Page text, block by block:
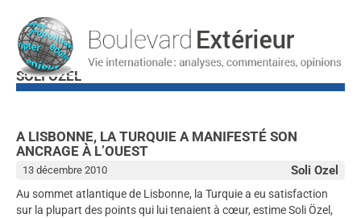
SOLI OZEL
A LISBONNE, LA TURQUIE A MANIFESTÉ SON
ANCRAGE À L’OUEST
Soli Ozel
13 décembre 2010
Au sommet atlantique de Lisbonne, la Turquie a eu satisfaction
sur la plupart des points qui lui tenaient à cœur, estime Soli Özel,